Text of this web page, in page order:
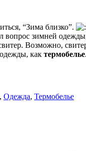
“Зима близко”.
вопрос зимней
Возможно,
как термобелье
, Одежда, Термобелье